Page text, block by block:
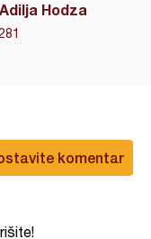
Adilja Hodza
komentar